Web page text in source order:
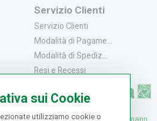
Servizio Clienti
Servizio Clienti
Modalità di Pagame...
Modalità di Spediz...
Resi e Recessi
sui Cookie
utilizziamo cookie o